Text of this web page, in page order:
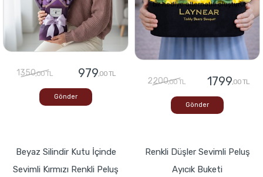
1350,00 TL 979,00 TL
Gönder
bir hediye alternatifi oluşturur.
2200,00 TL 1799,00 TL
Gönder
Beyaz Silindir Kutu İçinde
Sevimli Kırmızı Renkli Peluş
Renkli Düşler Sevimli Peluş
Ayıcık Buketi